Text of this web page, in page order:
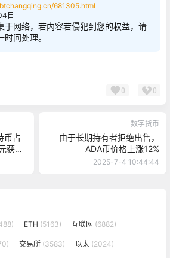
681305.html
日
于网络，若内容若侵犯到您的权益，请
间处理。
0 0
币占
获得
数字货币
由于长期持有者拒绝出售，
ADA币价格上涨12%
2025-7-4 10:44:44
ETH (5163) 互联网 (6882)
交易所 (3583) 以太 (2024)